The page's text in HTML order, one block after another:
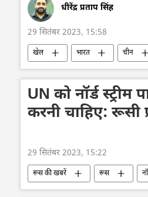
धीरेंद्र प्रताप सिंह
29 सितंबर 2023, 15:58
खेल भारत चीन
UN को नॉर्ड स्ट्रीम
करनी चाहिए: रूसी
29 सितंबर 2023, 15:22
रूस की खबरें रूस
जर्मनी
आतंकवाद